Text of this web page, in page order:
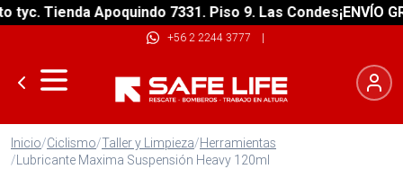
Tienda Apoquindo 7331. Piso 9. Las Condes¡ENVÍO
+56 2 2244 3777 |
Inicio/Ciclismo/Taller y Limpieza/Herramientas
/Lubricante Maxima Suspensión Heavy 120ml